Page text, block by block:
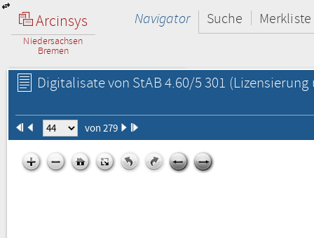
Arcinsys
Niedersachsen
Bremen
Navigator Suche Merkliste
Digitalisate von StAB 4.60/5 301 (Lizensierung
von 279